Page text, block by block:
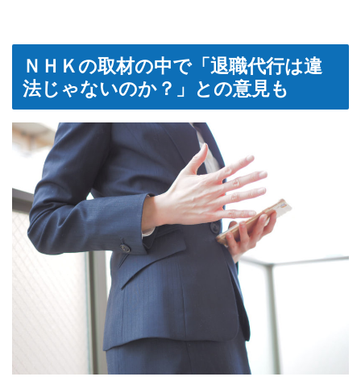
ＮＨＫの取材の中で「退職代行は違
法じゃないのか？」との意見も